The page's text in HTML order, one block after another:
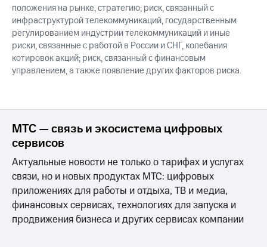
положения на рынке, стратегию; риск, связанный с
инфраструктурой телекоммуникаций, государственным
регулированием индустрии телекоммуникаций и иные
риски, связанные с работой в России и СНГ, колебания
котировок акций; риск, связанный с финансовым
управлением, а также появление других факторов риска.
МТС — связь и экосистема цифровых
сервисов
Актуальные новости не только о тарифах и услугах
связи, но и новых продуктах МТС: цифровых
приложениях для работы и отдыха, ТВ и медиа,
финансовых сервисах, технологиях для запуска и
продвижения бизнеса и других сервисах компании